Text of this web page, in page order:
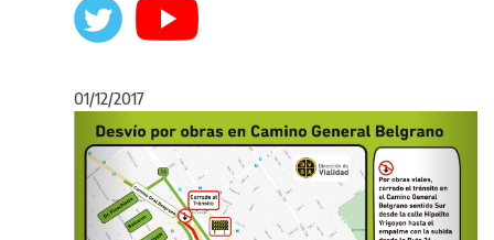
01/12/2017
Anterior